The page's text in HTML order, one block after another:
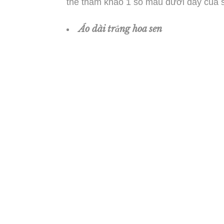
Áo dài trắng hoa sen